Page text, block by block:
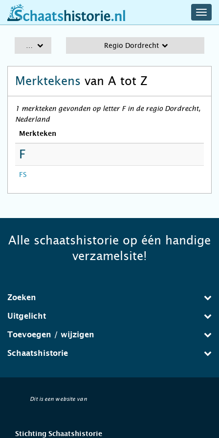
schaatshistorie.nl
Regio Dordrecht
Merktekens van A tot Z
1 merkteken gevonden op letter F in de regio Dordrecht,
Nederland
Merkteken
F
FS
Alle schaatshistorie op één handige
verzamelsite!
Zoeken
Uitgelicht
Toevoegen / wijzigen
Schaatshistorie
Dit is een website van
Stichting Schaatshistorie